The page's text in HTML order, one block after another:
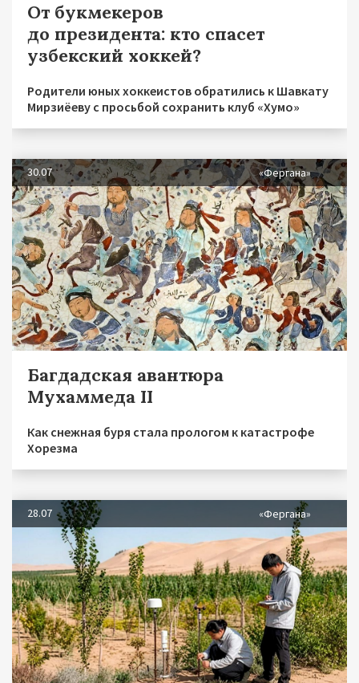
От букмекеров
до президента: кто спасет
узбекский хоккей?
Родители юных хоккеистов обратились к Шавкату
Мирзиёеву с просьбой сохранить клуб «Хумо»
30.07 «Фергана»
Багдадская авантюра
Мухаммеда II
Как снежная буря стала прологом к катастрофе
Хорезма
28.07 «Фергана»